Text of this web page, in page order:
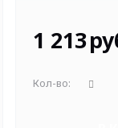
1 213
Кол-во: